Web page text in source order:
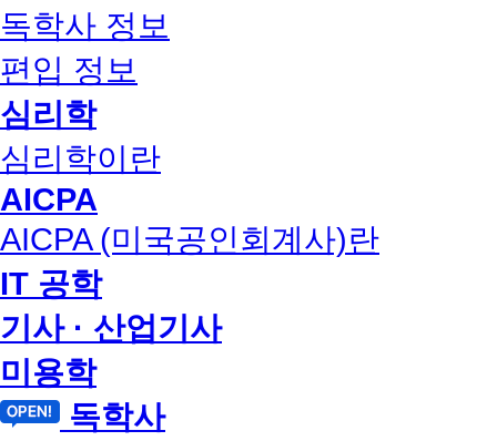
독학사 정보
편입 정보
심리학
심리학이란
AICPA
AICPA (미국공인회계사)란
IT 공학
기사 · 산업기사
미용학
독학사